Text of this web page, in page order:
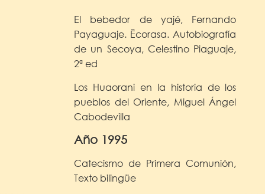
El bebedor de yajé, Fernando
Payaguaje. Ëcorasa. Autobiografía
de un Secoya, Celestino Piaguaje,
2ª ed
Los Huaorani en la historia de los
pueblos del Oriente, Miguel Ángel
Cabodevilla
Año 1995
Catecismo de Primera Comunión,
Texto bilingüe